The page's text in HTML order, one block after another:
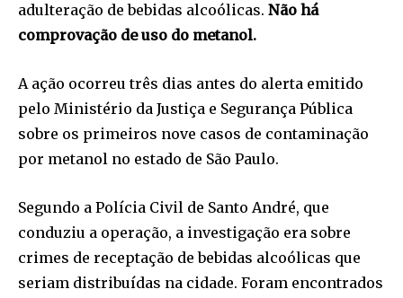
adulteração de bebidas alcoólicas. Não há
comprovação de uso do metanol.
A ação ocorreu três dias antes do alerta emitido
pelo Ministério da Justiça e Segurança Pública
sobre os primeiros nove casos de contaminação
por metanol no estado de São Paulo.
Segundo a Polícia Civil de Santo André, que
conduziu a operação, a investigação era sobre
crimes de receptação de bebidas alcoólicas que
seriam distribuídas na cidade. Foram encontrados